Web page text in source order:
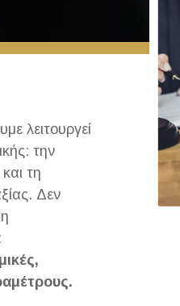
λειτουργεί
την
τη
Δεν